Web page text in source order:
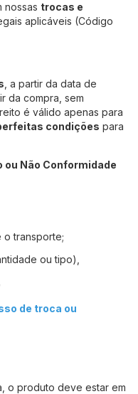
nossas trocas e
aplicáveis (Código
, a partir da data de
da compra, sem
é válido apenas para
condições para
ou Não Conformidade
o transporte;
ou tipo),
de troca ou
o produto deve estar em